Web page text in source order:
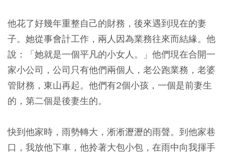
他花了好幾年重整自己的財務，後來遇到現在的妻
子。她從事會計工作，兩人因為業務往來而結緣。他
說：「她就是一個平凡的小女人。」他們現在合開一
家小公司，公司只有他們兩個人，老公跑業務，老婆
管財務，東山再起。他們有2個小孩，一個是前妻生
的，第二個是後妻生的。
快到他家時，雨勢轉大，淅淅瀝瀝的雨聲。到他家巷
口，我放他下車，他拎著大包小包，在雨中向我揮手